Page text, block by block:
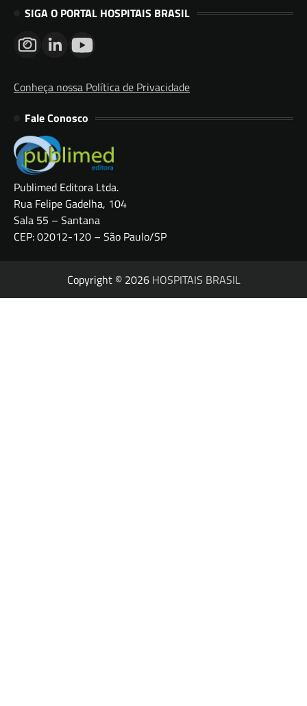
SIGA O PORTAL HOSPITAIS BRASIL
Conheça nossa Política de Privacidade
Fale Conosco
Publimed Editora Ltda.
Rua Felipe Gadelha, 104
Sala 55 – Santana
CEP: 02012-120 – São Paulo/SP
Copyright © 2026 HOSPITAIS BRASIL